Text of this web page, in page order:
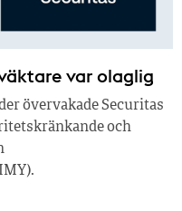
var olaglig
övervakade Securitas
och